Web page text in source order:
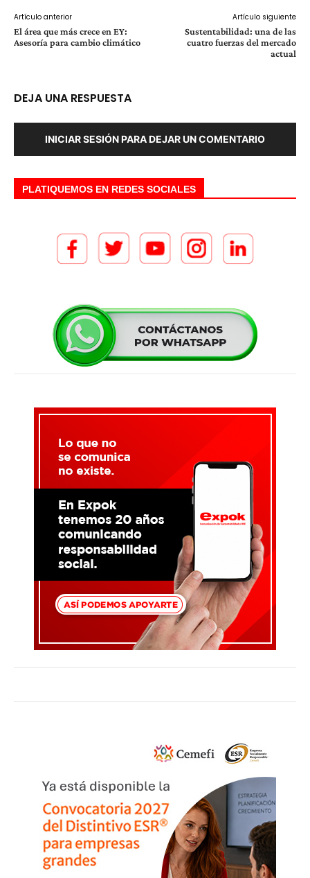
Artículo anterior
El área que más crece en EY:
Asesoría para cambio climático
Artículo siguiente
Sustentabilidad: una de las
cuatro fuerzas del mercado
actual
DEJA UNA RESPUESTA
INICIAR SESIÓN PARA DEJAR UN COMENTARIO
PLATIQUEMOS EN REDES SOCIALES